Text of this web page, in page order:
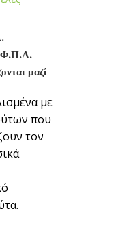
Φ.Π.Α.
μαζί
με
που
τον